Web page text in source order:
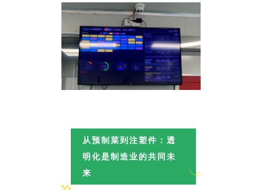
从预制菜到注塑件：透
明化是制造业的共同未
来